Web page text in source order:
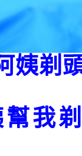
姨剃
我